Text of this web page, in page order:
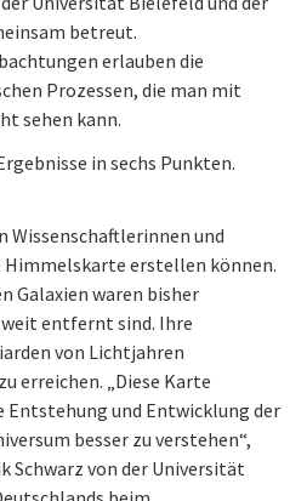
betreut.
erlauben die
Prozessen, die man mit
sehen kann.
in sechs Punkten.
Wissenschaftlerinnen und
Himmelskarte erstellen können.
Galaxien waren bisher
entfernt sind. Ihre
von Lichtjahren
erreichen. „Diese Karte
Entstehung und Entwicklung der
besser zu verstehen“,
Schwarz von der Universität